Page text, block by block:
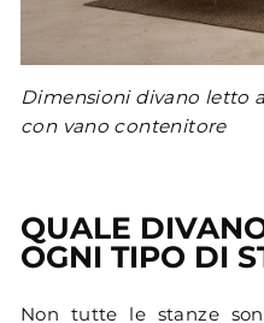
Dimensioni divano letto
con vano contenitore
QUALE
OGNI TIPO DI
Non tutte le stanze